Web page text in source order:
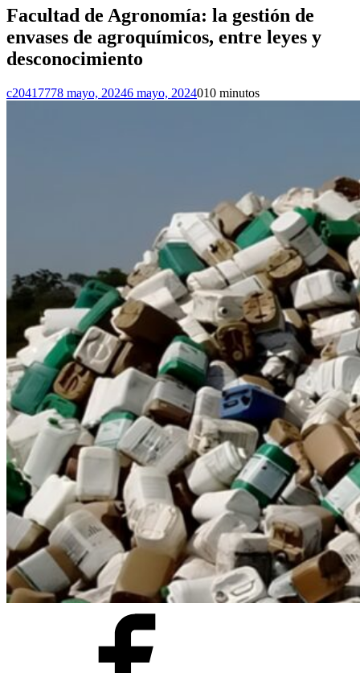
Facultad de Agronomía: la gestión de
envases de agroquímicos, entre leyes y
desconocimiento
c20417778 mayo, 20246 mayo, 2024010 minutos